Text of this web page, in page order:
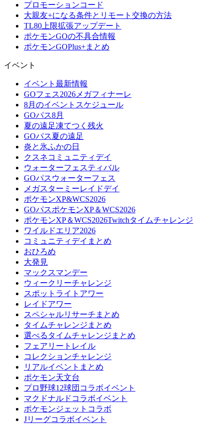
プロモーションコード
大親友+になる条件とリモート交換の方法
TL80上限拡張アップデート
ポケモンGOの不具合情報
ポケモンGOPlus+まとめ
イベント
イベント最新情報
GOフェス2026メガフィナーレ
8月のイベントスケジュール
GOパス8月
夏の遠足凍てつく残火
GOパス夏の遠足
炎と氷ふかの日
クスネコミュニティデイ
ウォーターフェスティバル
GOパスウォーターフェス
メガスターミーレイドデイ
ポケモンXP&WCS2026
GOパスポケモンXP＆WCS2026
ポケモンXP＆WCS2026Twitchタイムチャレンジ
ワイルドエリア2026
コミュニティデイまとめ
おひろめ
大発見
マックスマンデー
ウィークリーチャレンジ
スポットライトアワー
レイドアワー
スペシャルリサーチまとめ
タイムチャレンジまとめ
選べるタイムチャレンジまとめ
フェアリートレイル
コレクションチャレンジ
リアルイベントまとめ
ポケモン天文台
プロ野球12球団コラボイベント
マクドナルドコラボイベント
ポケモンジェットコラボ
Jリーグコラボイベント